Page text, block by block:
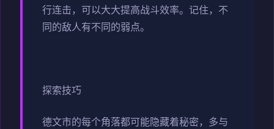
行连击，可以大大提高战斗效率。记住，不
同的敌人有不同的弱点。
探索技巧
德文市的每个角落都可能隐藏着秘密，多与